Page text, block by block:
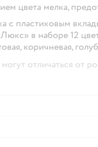
цвета мелка,
с пластиковым
в наборе 12
коричневая,
отличаться от